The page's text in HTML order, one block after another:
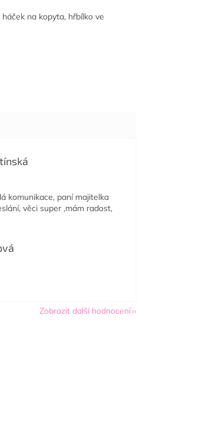
na kopyta, hřbílko ve
je 5 z 5 hvězdiček.
komunikace, paní majitelka
věci super ,mám radost,
je 5 z 5 hvězdiček.
Zobrazit další hodnocení